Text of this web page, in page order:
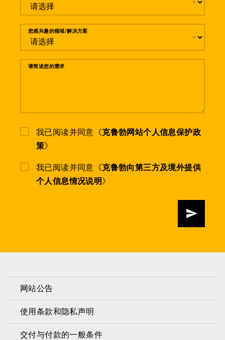
您感兴趣的领域/解决方案
请简述您的需求
我已阅读并同意《克鲁勃网站个人信息保护政
策》
我已阅读并同意《克鲁勃向第三方及境外提供
个人信息情况说明》
发送
网站公告
使用条款和隐私声明
交付与付款的一般条件